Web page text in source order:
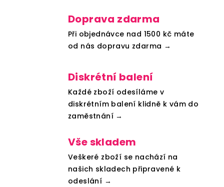
r
v
k
y
ý
p
i
s
u
Doprava zdarma
Při objednávce nad 1500 kč máte
od nás dopravu zdarma →
Diskrétní balení
Každé zboží odesíláme v
diskrétním balení klidně k vám do
zaměstnání →
Vše skladem
Veškeré zboží se nachází na
našich skladech připravené k
odeslání →